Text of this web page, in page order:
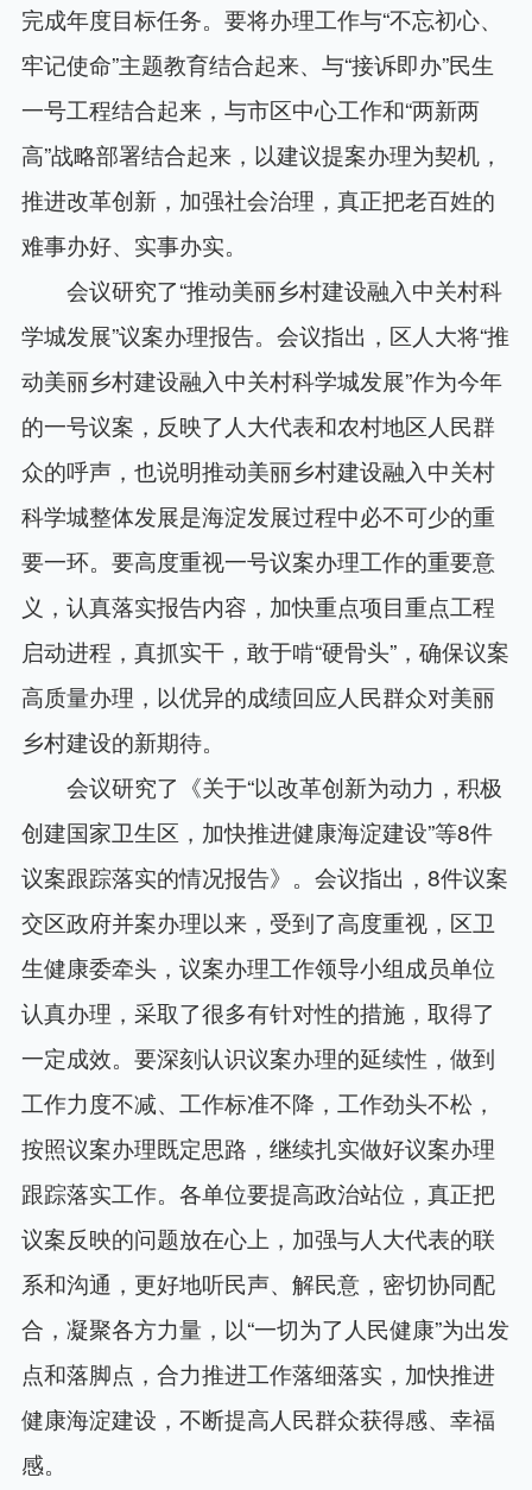
完成年度目标任务。要将办理工作与“不忘初心、
牢记使命”主题教育结合起来、与“接诉即办”民生
一号工程结合起来，与市区中心工作和“两新两
高”战略部署结合起来，以建议提案办理为契机，
推进改革创新，加强社会治理，真正把老百姓的
难事办好、实事办实。
会议研究了“推动美丽乡村建设融入中关村科
学城发展”议案办理报告。会议指出，区人大将“推
动美丽乡村建设融入中关村科学城发展”作为今年
的一号议案，反映了人大代表和农村地区人民群
众的呼声，也说明推动美丽乡村建设融入中关村
科学城整体发展是海淀发展过程中必不可少的重
要一环。要高度重视一号议案办理工作的重要意
义，认真落实报告内容，加快重点项目重点工程
启动进程，真抓实干，敢于啃“硬骨头”，确保议案
高质量办理，以优异的成绩回应人民群众对美丽
乡村建设的新期待。
会议研究了《关于“以改革创新为动力，积极
创建国家卫生区，加快推进健康海淀建设”等8件
议案跟踪落实的情况报告》。会议指出，8件议案
交区政府并案办理以来，受到了高度重视，区卫
生健康委牵头，议案办理工作领导小组成员单位
认真办理，采取了很多有针对性的措施，取得了
一定成效。要深刻认识议案办理的延续性，做到
工作力度不减、工作标准不降，工作劲头不松，
按照议案办理既定思路，继续扎实做好议案办理
跟踪落实工作。各单位要提高政治站位，真正把
议案反映的问题放在心上，加强与人大代表的联
系和沟通，更好地听民声、解民意，密切协同配
合，凝聚各方力量，以“一切为了人民健康”为出发
点和落脚点，合力推进工作落细落实，加快推进
健康海淀建设，不断提高人民群众获得感、幸福
感。